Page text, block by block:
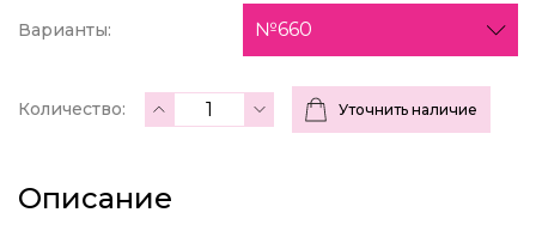
Варианты: №660
Количество: Уточнить наличие
Описание